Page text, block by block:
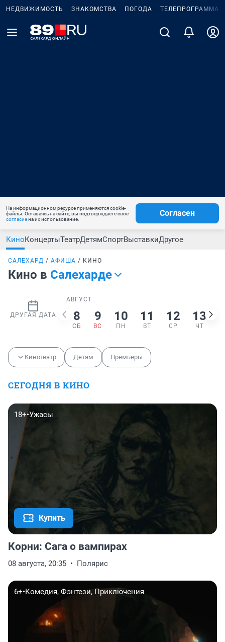
НЕДВИЖИМОСТЬ ЗНАКОМСТВА ПОГОДА ТЕЛЕПРОГРАММА
На информационном ресурсе применяются cookie-
файлы. Оставаясь на сайте, вы подтверждаете свое
согласиена их использование.
Согласен
КиноКонцертыТеатрДетямСпортВыставкиДругое
САЛЕХАРД АФИША КИНО
Кино в Салехарде
ДРУГАЯ ДАТА
АВГУСТ
8
СБ
9
ВС
10
ПН
11
ВТ
12
СР
13
ЧТ
Кинотеатр Детям Премьеры
СЕГОДНЯ В КИНО
18+•Ужасы
Купить
Корни: Сага о вампирах
08 августа, 20:35 Полярис
6+•Комедия, Фэнтези, Приключения